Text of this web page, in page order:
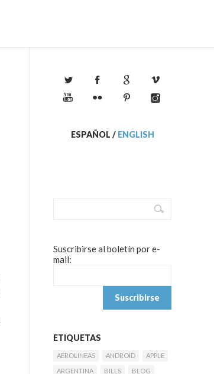
ESPAÑOL / ENGLISH
Suscribirse al boletín por e-
mail:
ETIQUETAS
AEROLINEAS ANDROID
APPLE
ARGENTINA
BILLS
BLOG